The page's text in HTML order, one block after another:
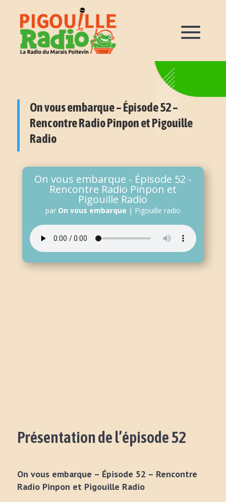
On vous embarque – Épisode 52 –
Rencontre Radio Pinpon et Pigouille
Radio
On vous embarque - Épisode 52 -
Rencontre Radio Pinpon et
Pigouille Radio
par On vous embarque | Pigouille radio
Présentation de l’épisode 52
On vous embarque – Épisode 52 – Rencontre
Radio Pinpon et Pigouille Radio